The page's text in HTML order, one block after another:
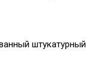
штукатурный